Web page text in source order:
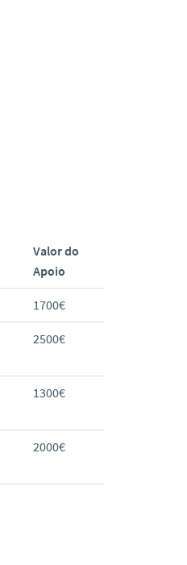
Valor do
Apoio
1700€
2500€
1300€
2000€